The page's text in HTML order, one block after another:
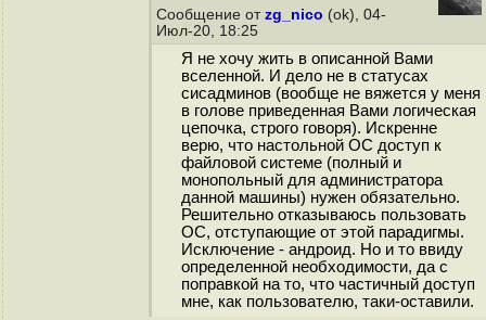
Сообщение от zg_nico (ok), 04-
Июл-20, 18:25
Я не хочу жить в описанной Вами
вселенной. И дело не в статусах
сисадминов (вообще не вяжется у меня
в голове приведенная Вами логическая
цепочка, строго говоря). Искренне
верю, что настольной ОС доступ к
файловой системе (полный и
монопольный для администратора
данной машины) нужен обязательно.
Решительно отказываюсь пользовать
ОС, отступающие от этой парадигмы.
Исключение - андроид. Но и то ввиду
определенной необходимости, да с
поправкой на то, что частичный доступ
мне, как пользователю, таки-оставили.